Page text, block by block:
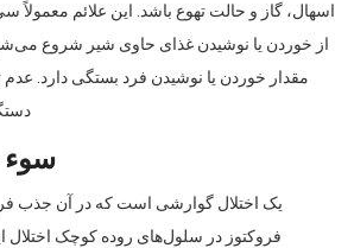
اسهال، گاز و حالت تهوع باشد. این علائم
از خوردن یا نوشیدن غذای حاوی شیر شروع
مقدار خوردن یا نوشیدن فرد بستگی دارد.
سوء
یک اختلال گوارشی است که در آن جذب
فروکتوز در سلول‌های روده کوچک اختلال